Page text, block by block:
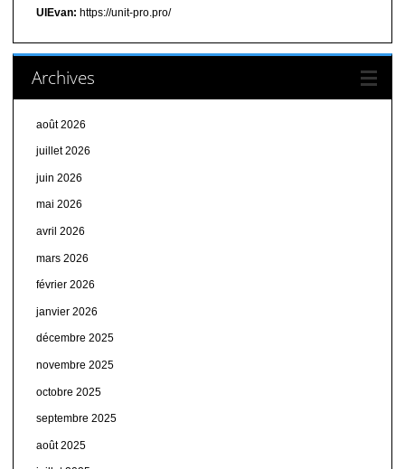
UIEvan: https://unit-pro.pro/
Archives
août 2026
juillet 2026
juin 2026
mai 2026
avril 2026
mars 2026
février 2026
janvier 2026
décembre 2025
novembre 2025
octobre 2025
septembre 2025
août 2025